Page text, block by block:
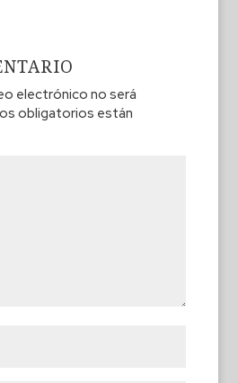
electrónico no será
obligatorios están